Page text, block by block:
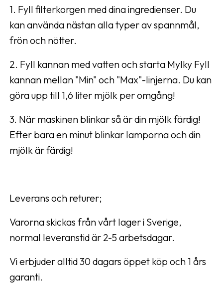
1. Fyll filterkorgen med dina ingredienser. Du
kan använda nästan alla typer av spannmål,
frön och nötter.
2. Fyll kannan med vatten och starta Mylky Fyll
kannan mellan "Min" och "Max"-linjerna. Du kan
göra upp till 1,6 liter mjölk per omgång!
3. När maskinen blinkar så är din mjölk färdig!
Efter bara en minut blinkar lamporna och din
mjölk är färdig!
Leverans och returer;
Varorna skickas från vårt lager i Sverige,
normal leveranstid är 2-5 arbetsdagar.
Vi erbjuder alltid 30 dagars öppet köp och 1 års
garanti.